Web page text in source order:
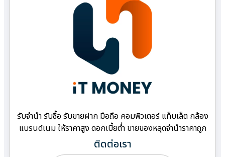
รับจำนำ รับซื้อ รับขายฝาก มือถือ คอมพิวเตอร์ แท็บเล็ต กล้อง
แบรนด์เนม ให้ราคาสูง ดอกเบี้ยต่ำ ขายของหลุดจำนำราคาถูก
ติดต่อเรา